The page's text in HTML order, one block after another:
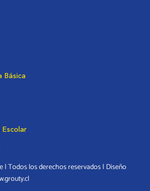
Básica
Escolar
| Todos los derechos reservados | Diseño